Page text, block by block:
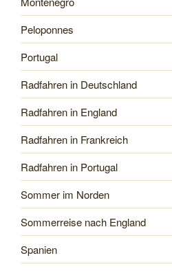
Peloponnes
Portugal
Radfahren in Deutschland
Radfahren in England
Radfahren in Frankreich
Radfahren in Portugal
Sommer im Norden
Sommerreise nach England
Spanien